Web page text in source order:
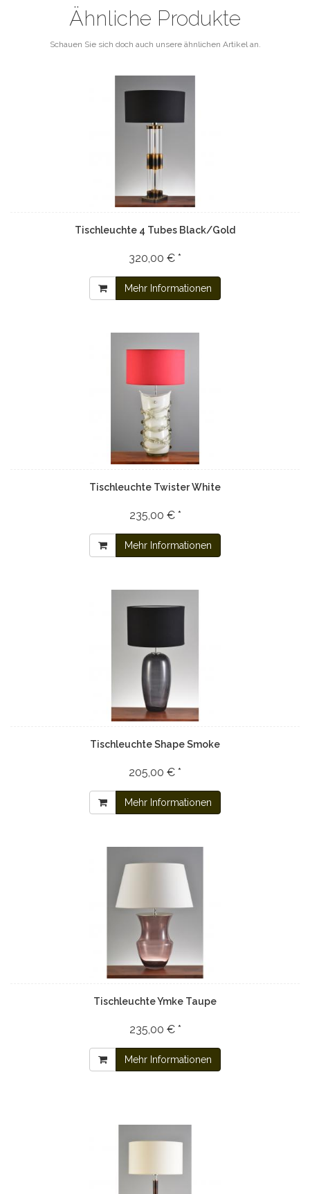
Ähnliche Produkte
Schauen Sie sich doch auch unsere ähnlichen Artikel an.
Tischleuchte 4 Tubes Black/Gold
320,00 € *
Mehr Informationen
Tischleuchte Twister White
235,00 € *
Mehr Informationen
Tischleuchte Shape Smoke
205,00 € *
Mehr Informationen
Tischleuchte Ymke Taupe
235,00 € *
Mehr Informationen